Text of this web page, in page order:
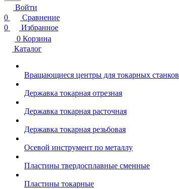
Войти
0
Сравнение
0
Избранное
0 Корзина
Каталог
Вращающиеся центры для токарных станков
Державка токарная отрезная
Державка токарная расточная
Державка токарная резьбовая
Осевой инструмент по металлу
Пластины твердосплавные сменные
Пластины токарные